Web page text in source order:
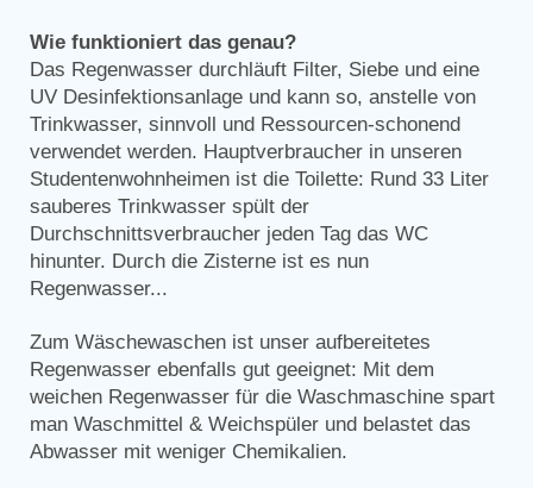
Wie funktioniert das genau?
Das Regenwasser durchläuft Filter, Siebe und eine
UV Desinfektionsanlage und kann so, anstelle von
Trinkwasser, sinnvoll und Ressourcen-schonend
verwendet werden. Hauptverbraucher in unseren
Studentenwohnheimen ist die Toilette: Rund 33 Liter
sauberes Trinkwasser spült der
Durchschnittsverbraucher jeden Tag das WC
hinunter. Durch die Zisterne ist es nun
Regenwasser...
Zum Wäschewaschen ist unser aufbereitetes
Regenwasser ebenfalls gut geeignet: Mit dem
weichen Regenwasser für die Waschmaschine spart
man Waschmittel & Weichspüler und belastet das
Abwasser mit weniger Chemikalien.